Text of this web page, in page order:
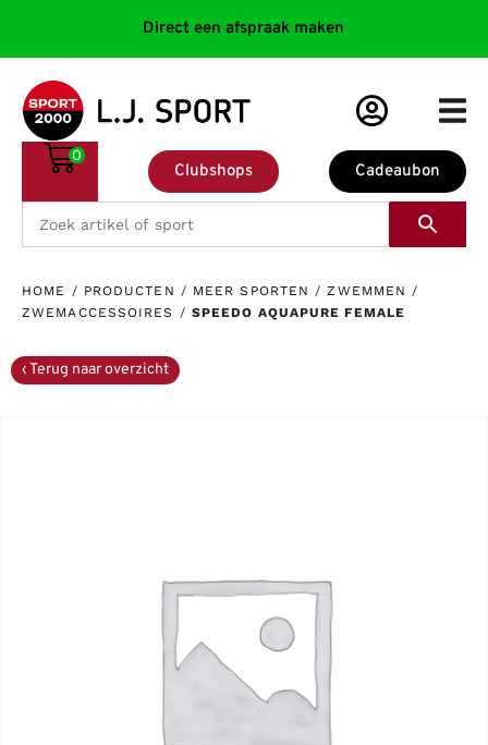
Direct een afspraak maken
Cadeaubon
Clubshops
0
HOME / PRODUCTEN / MEER SPORTEN /ZWEMMEN /
ZWEMACCESSOIRES / SPEEDO AQUAPURE FEMALE